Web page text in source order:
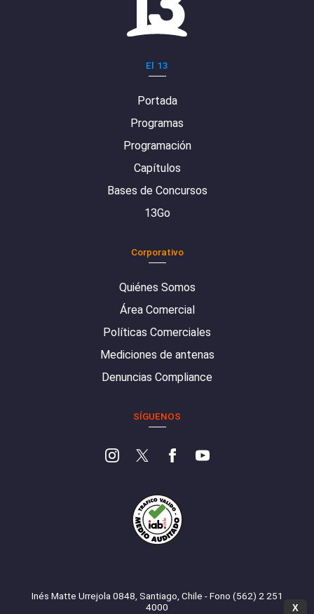
El 13
Portada
Programas
Programación
Capítulos
Bases de Concursos
13Go
Corporativo
Quiénes Somos
Área Comercial
Políticas Comerciales
Mediciones de antenas
Denuncias Compliance
SÍGUENOS
Inés Matte Urrejola 0848, Santiago, Chile - Fono (562) 2 251
4000
X